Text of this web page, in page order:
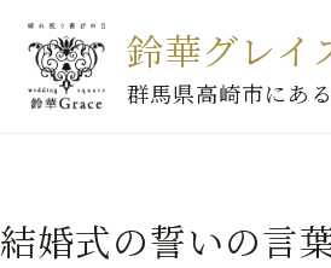
鈴華グレイ
群馬県高崎市にあ
結婚式の誓いの言